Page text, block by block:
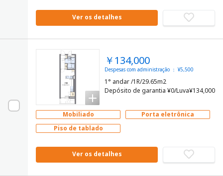
Ver os detalhes
￥134,000
Despesas com administração ： ¥5,500
1° andar /1R/29.65m2
Depósito de garantia ¥0/Luva¥134,000
Mobiliado
Porta eletrônica
Piso de tablado
Ver os detalhes